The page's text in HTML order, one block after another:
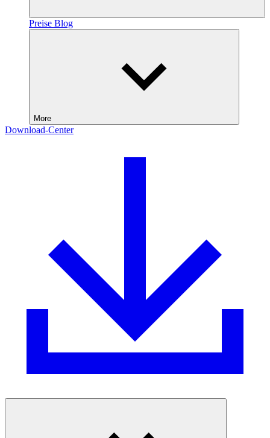
Preise Blog
More
Download-Center